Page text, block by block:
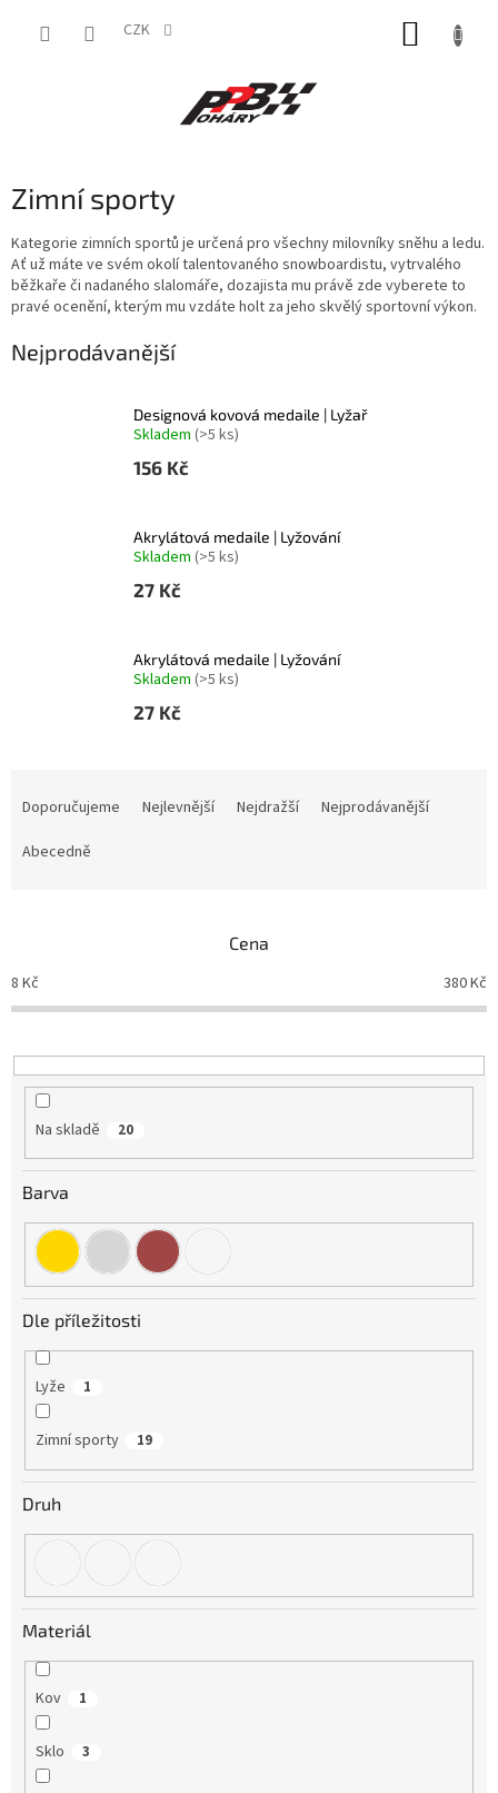
CZK
Zimní sporty
Kategorie zimních sportů je určená pro všechny milovníky sněhu a ledu.
Ať už máte ve svém okolí talentovaného snowboardistu, vytrvalého
běžkaře či nadaného slalomáře, dozajista mu právě zde vyberete to
pravé ocenění, kterým mu vzdáte holt za jeho skvělý sportovní výkon.
Nejprodávanější
Designová kovová medaile | Lyžař
Skladem (>5 ks)
156 Kč
Akrylátová medaile | Lyžování
Skladem (>5 ks)
27 Kč
Akrylátová medaile | Lyžování
Skladem (>5 ks)
27 Kč
o
d
k
t
Doporučujeme Nejlevnější Nejdražší
Nejprodávanější
Abecedně
Cena
8 Kč 380Kč
Na skladě 20
Barva
Dle příležitosti
Lyže 1
Zimní sporty 19
Druh
Materiál
Kov 1
Sklo 3